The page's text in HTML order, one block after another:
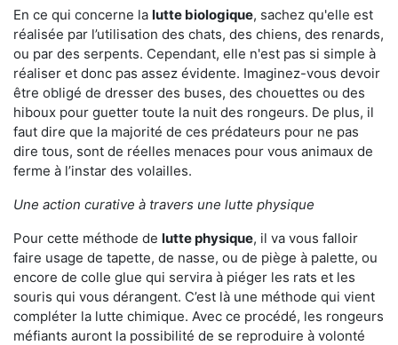
En ce qui concerne la lutte biologique, sachez qu'elle est
réalisée par l’utilisation des chats, des chiens, des renards,
ou par des serpents. Cependant, elle n'est pas si simple à
réaliser et donc pas assez évidente. Imaginez-vous devoir
être obligé de dresser des buses, des chouettes ou des
hiboux pour guetter toute la nuit des rongeurs. De plus, il
faut dire que la majorité de ces prédateurs pour ne pas
dire tous, sont de réelles menaces pour vous animaux de
ferme à l’instar des volailles.
Une action curative à travers une lutte physique
Pour cette méthode de lutte physique, il va vous falloir
faire usage de tapette, de nasse, ou de piège à palette, ou
encore de colle glue qui servira à piéger les rats et les
souris qui vous dérangent. C’est là une méthode qui vient
compléter la lutte chimique. Avec ce procédé, les rongeurs
méfiants auront la possibilité de se reproduire à volonté